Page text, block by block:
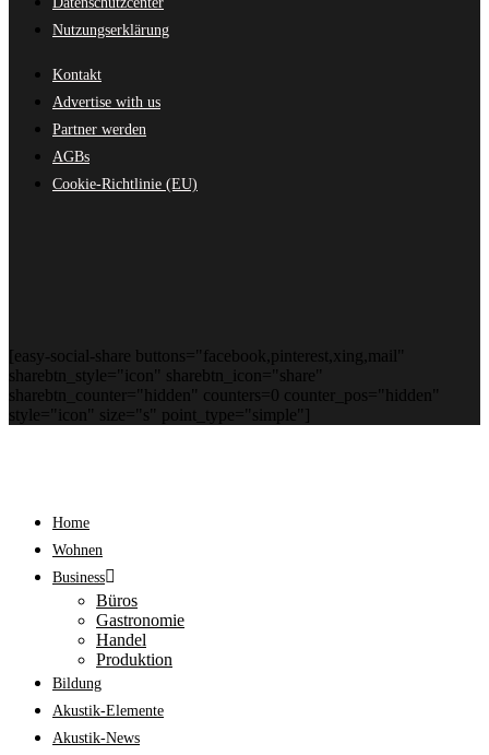
Nutzungserklärung
Kontakt
Advertise with us
Partner werden
AGBs
Cookie-Richtlinie (EU)
[easy-social-share buttons="facebook,pinterest,xing,mail"
sharebtn_style="icon" sharebtn_icon="share"
sharebtn_counter="hidden" counters=0 counter_pos="hidden"
style="icon" size="s" point_type="simple"]
Home
Wohnen
Business
Büros
Gastronomie
Handel
Produktion
Bildung
Akustik-Elemente
Akustik-News